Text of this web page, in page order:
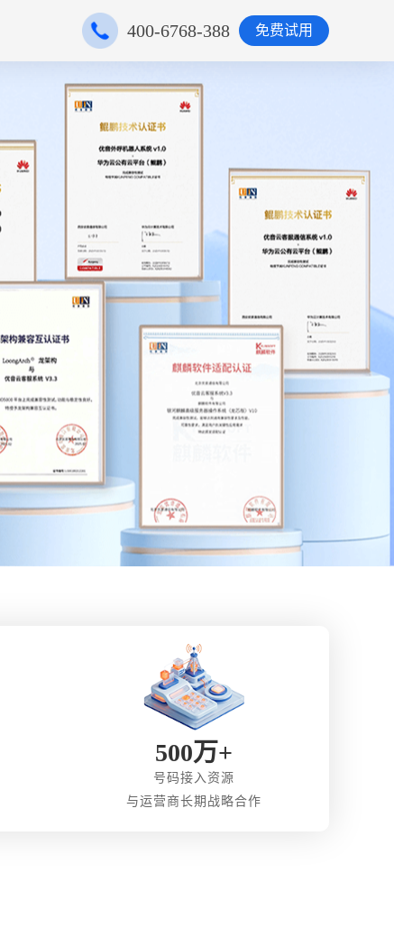
400-6768-388 免费试用
500万+
号码接入资源
与运营商长期战略合作